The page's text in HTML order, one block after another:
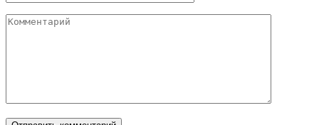
Комментарий